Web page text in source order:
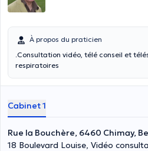
À propos du praticien
.Consultation vidéo, télé conseil et télésurveillance pour maladies
respiratoires
Cabinet 1
Rue la Bouchère, 6460 Chimay,
18 Boulevard Louise, Vidéo